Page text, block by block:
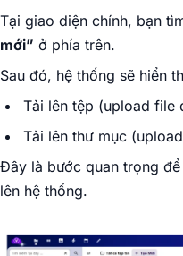
Tại giao diện chính, bạn
mới” ở phía trên.
Sau đó, hệ thống sẽ hiển
Tải lên tệp (upload file
Tải lên thư mục
Đây là bước quan trọng
lên hệ thống.